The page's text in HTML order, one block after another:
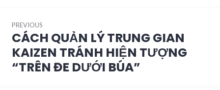
navigation
PREVIOUS
Previous
post:
CÁCH QUẢN LÝ TRUNG GIAN
KAIZEN TRÁNH HIỆN TƯỢNG
“TRÊN ĐE DƯỚI BÚA”